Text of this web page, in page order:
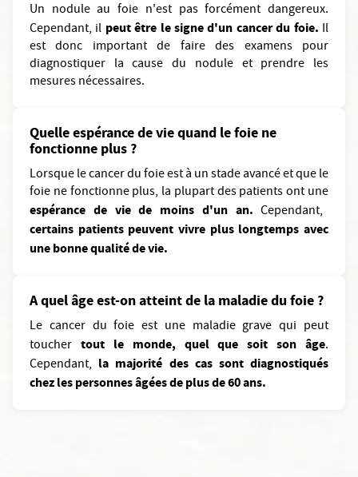
Un nodule au foie n'est pas forcément dangereux.
Cependant, il peut être le signe d'un cancer du foie. Il
est donc important de faire des examens pour
diagnostiquer la cause du nodule et prendre les
mesures nécessaires.
Quelle espérance de vie quand le foie ne
fonctionne plus ?
Lorsque le cancer du foie est à un stade avancé et que le
foie ne fonctionne plus, la plupart des patients ont une
espérance de vie de moins d'un an. Cependant,
certains patients peuvent vivre plus longtemps avec
une bonne qualité de vie.
A quel âge est-on atteint de la maladie du foie ?
Le cancer du foie est une maladie grave qui peut
toucher tout le monde, quel que soit son âge.
Cependant, la majorité des cas sont diagnostiqués
chez les personnes âgées de plus de 60 ans.